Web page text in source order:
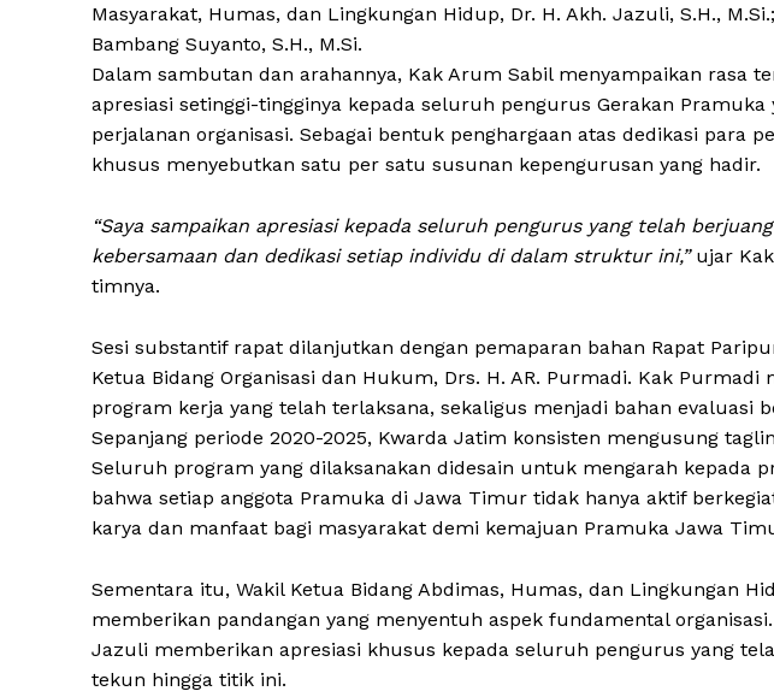
Masyarakat, Humas, dan Lingkungan Hidup, Dr. H. Akh. Jazuli, S.H.,
Bambang Suyanto, S.H., M.Si.
Dalam sambutan dan arahannya, Kak Arum Sabil menyampaikan rasa
apresiasi setinggi-tingginya kepada seluruh pengurus Gerakan
perjalanan organisasi. Sebagai bentuk penghargaan atas dedikasi para
khusus menyebutkan satu per satu susunan kepengurusan yang hadir.
“Saya sampaikan apresiasi kepada seluruh pengurus yang telah
kebersamaan dan dedikasi setiap individu di dalam struktur ini,”ujar Kak
timnya.
Sesi substantif rapat dilanjutkan dengan pemaparan bahan Rapat
Ketua Bidang Organisasi dan Hukum, Drs. H. AR. Purmadi. Kak Purmadi
program kerja yang telah terlaksana, sekaligus menjadi bahan evaluasi
Sepanjang periode 2020-2025, Kwarda Jatim konsisten mengusung
Seluruh program yang dilaksanakan didesain untuk mengarah kepada
bahwa setiap anggota Pramuka di Jawa Timur tidak hanya aktif
karya dan manfaat bagi masyarakat demi kemajuan Pramuka Jawa
Sementara itu, Wakil Ketua Bidang Abdimas, Humas, dan Lingkungan
memberikan pandangan yang menyentuh aspek fundamental
Jazuli memberikan apresiasi khusus kepada seluruh pengurus yang
tekun hingga titik ini.